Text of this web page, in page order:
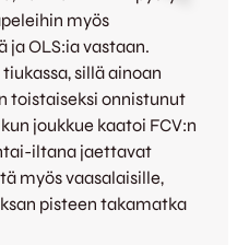
myös
ja OLS:ia vastaan.
sillä ainoan
toistaiseksi onnistunut
joukkue kaatoi FCV:n
iltana jaettavat
myös vaasalaisille,
pisteen takamatka